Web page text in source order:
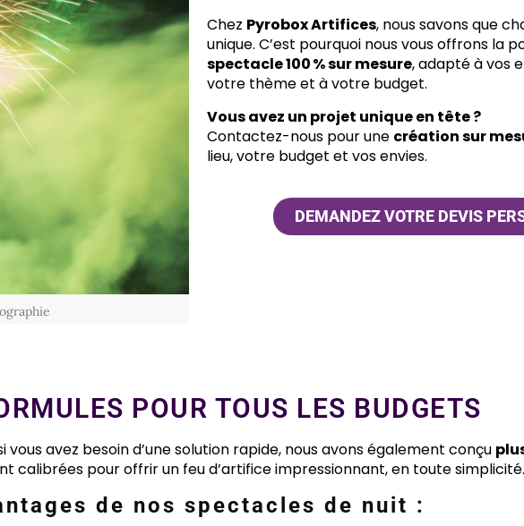
Chez Pyrobox Artifices, nous savons que
unique. C’est pourquoi nous vous offrons la
spectacle 100 % sur mesure, adapté à vos
votre thème et à votre budget.
Vous avez un projet unique en tête ?
Contactez-nous pour une création sur
lieu, votre budget et vos envies.
DEMANDEZ VOTRE DEVIS
POUR TOUS LES BUDGETS
vous avez besoin d’une solution rapide, nous avons également conçu
calibrées pour offrir un feu d’artifice impressionnant, en toute simplicité.
de nos spectacles de nuit :